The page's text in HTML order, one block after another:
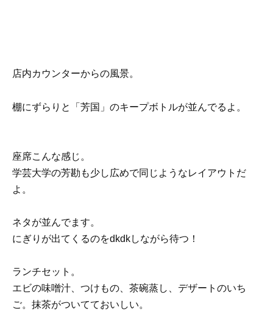
店内カウンターからの風景。
棚にずらりと「芳国」のキープボトルが並んでるよ。
座席こんな感じ。
学芸大学の芳勘も少し広めで同じようなレイアウトだ
よ。
ネタが並んでます。
にぎりが出てくるのをdkdkしながら待つ！
ランチセット。
エビの味噌汁、つけもの、茶碗蒸し、デザートのいち
ご。抹茶がついてておいしい。